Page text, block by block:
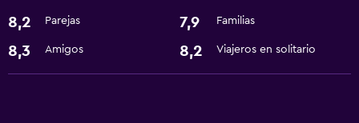
Servicios básicos
8,2 Parejas 7,9 Familias
8,3 Amigos 8,2 Viajeros en solitario